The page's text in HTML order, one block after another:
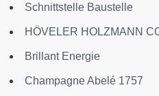
Schnittstelle Baustelle
HÖVELER HOLZMANN
Brillant Energie
Champagne Abelé 1757